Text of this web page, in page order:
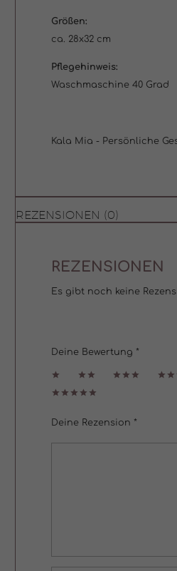
Größen:
ca. 28x32 cm
Pflegehinweis:
Waschmaschine 40 Grad
Kala Mia - Persönliche
REZENSIONEN (0)
REZENSIONEN
Es gibt noch keine
Deine Bewertung *
von
von
Deine Rezension *